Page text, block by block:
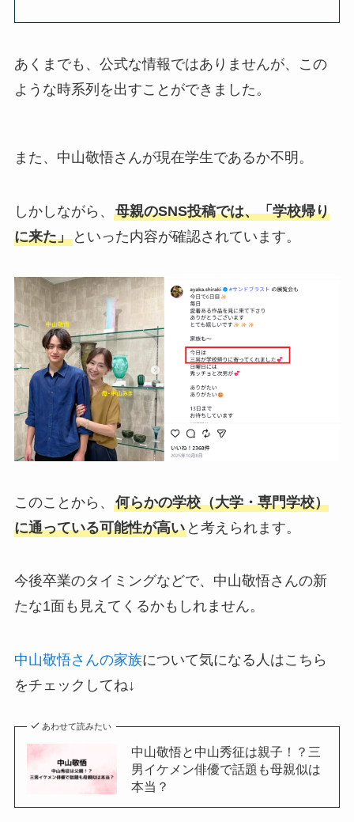
あくまでも、公式な情報ではありませんが、この
ような時系列を出すことができました。
また、中山敬悟さんが現在学生であるか不明。
しかしながら、 母親のSNS投稿では、「学校帰り
に来た」といった内容が確認されています。
このことから、 何らかの学校（大学・専門学校）
に通っている可能性が高いと考えられます。
今後卒業のタイミングなどで、中山敬悟さんの新
たな1面も見えてくるかもしれません。
中山敬悟さんの家族について気になる人はこちら
をチェックしてね↓
あわせて読みたい
中山敬悟と中山秀征は親子！？三
男イケメン俳優で話題も母親似は
本当？